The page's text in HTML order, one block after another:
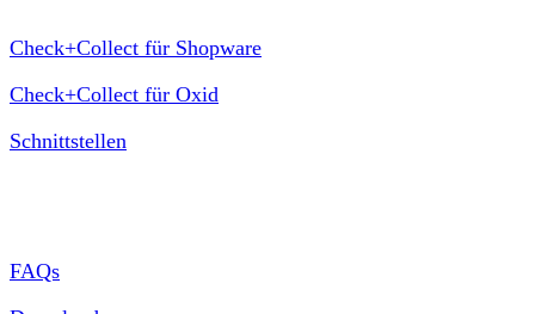
Check+Collect für Shopware
Check+Collect für Oxid
Schnittstellen
FAQs